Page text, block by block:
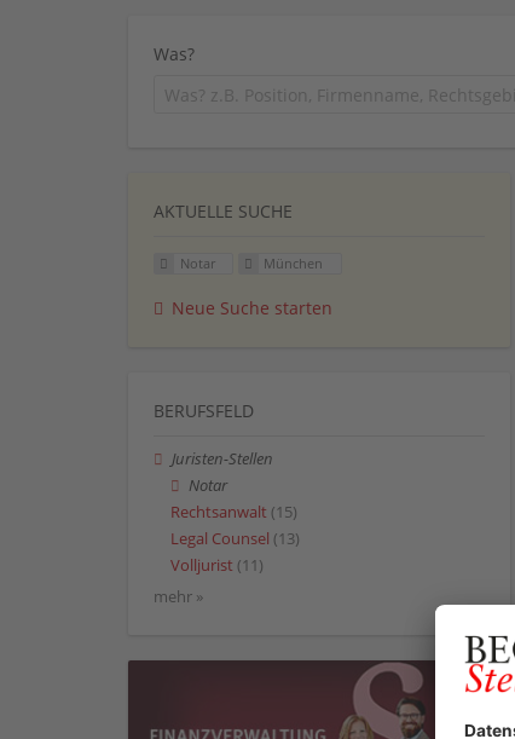
Was?
AKTUELLE SUCHE
Notar München
Neue Suche starten
BERUFSFELD
Juristen-Stellen
Notar
Rechtsanwalt (15)
Legal Counsel (13)
Volljurist (11)
mehr »